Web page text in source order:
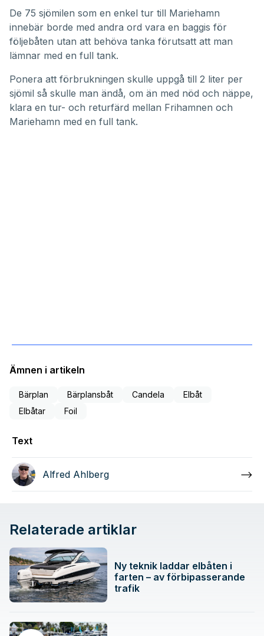
De 75 sjömilen som en enkel tur till Mariehamn
innebär borde med andra ord vara en baggis för
följebåten utan att behöva tanka förutsatt att man
lämnar med en full tank.
Ponera att förbrukningen skulle uppgå till 2 liter per
sjömil så skulle man ändå, om än med nöd och näppe,
klara en tur- och returfärd mellan Frihamnen och
Mariehamn med en full tank.
Ämnen i artikeln
Bärplan Bärplansbåt Candela
Elbåt
Elbåtar
Foil
Text
Alfred Ahlberg
Relaterade artiklar
Ny teknik laddar elbåten i
farten – av förbipasserande
trafik